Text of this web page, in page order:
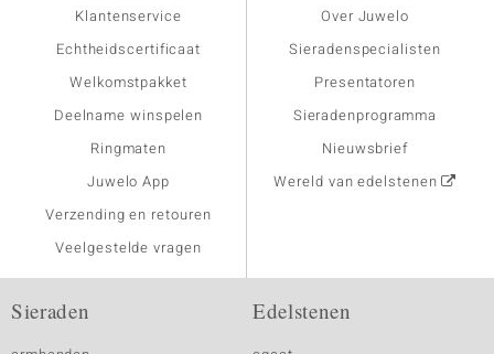
Klantenservice
Echtheidscertificaat
Welkomstpakket
Deelname winspelen
Ringmaten
Juwelo App
Verzending en retouren
Veelgestelde vragen
Over Juwelo
Sieradenspecialisten
Presentatoren
Sieradenprogramma
Nieuwsbrief
Wereld van edelstenen
Sieraden Edelstenen